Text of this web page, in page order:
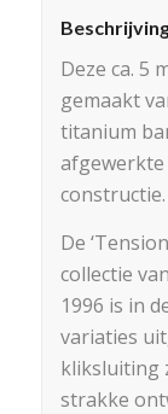
Deze ca. 5
gemaakt
titanium
constructie.
De
collectie
1996 is in
variaties
kliksluiting
strakke